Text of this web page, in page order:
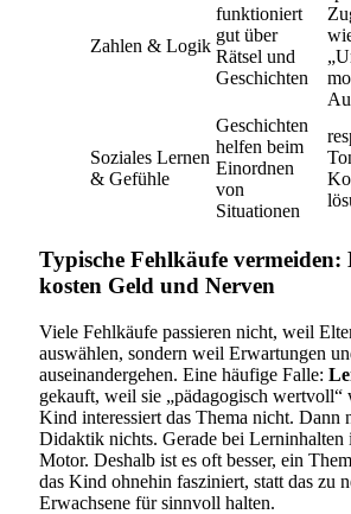
Zahlen & Logik
funktioniert
gut über
Rätsel und
Geschichten
Soziales Lernen
& Gefühle
Geschichten
helfen beim
Einordnen
von
Situationen
Typische Fehlkäufe vermeiden:
kosten Geld und Nerven
Viele Fehlkäufe passieren nicht, weil
auswählen, sondern weil Erwartungen
auseinandergehen. Eine häufige Falle:
gekauft, weil sie „pädagogisch wertvoll“
Kind interessiert das Thema nicht. Dann
Didaktik nichts. Gerade bei Lerninhalten
Motor. Deshalb ist es oft besser, ein
das Kind ohnehin fasziniert, statt das zu
Erwachsene für sinnvoll halten.